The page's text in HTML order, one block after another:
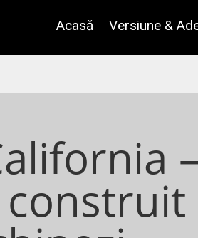
Acasă Versiune &